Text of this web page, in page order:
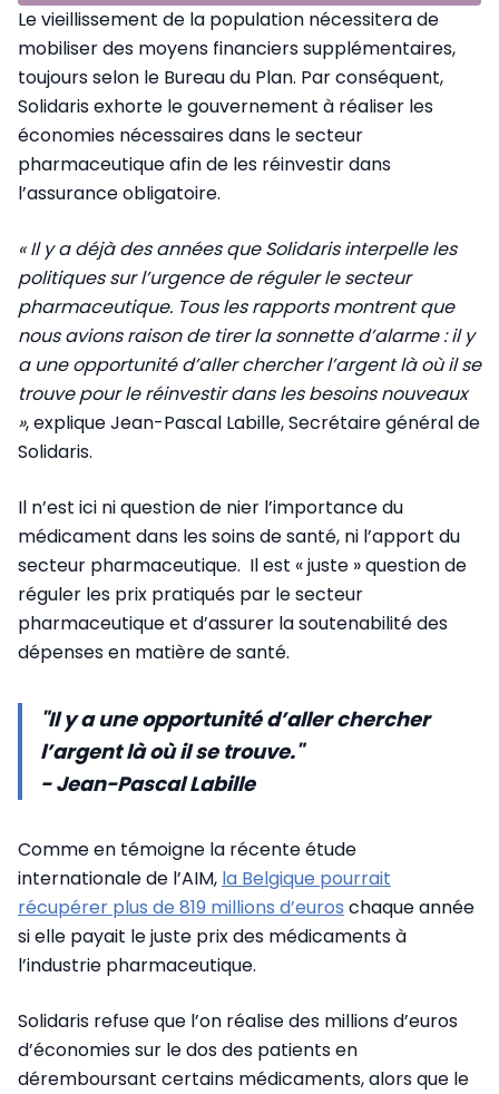
Le vieillissement de la population nécessitera de
mobiliser des moyens financiers supplémentaires,
toujours selon le Bureau du Plan. Par conséquent,
Solidaris exhorte le gouvernement à réaliser les
économies nécessaires dans le secteur
pharmaceutique afin de les réinvestir dans
l’assurance obligatoire.
« Il y a déjà des années que Solidaris interpelle les
politiques sur l’urgence de réguler le secteur
pharmaceutique. Tous les rapports montrent que
nous avions raison de tirer la sonnette d’alarme : il y
a une opportunité d’aller chercher l’argent là où il se
trouve pour le réinvestir dans les besoins nouveaux
», explique Jean-Pascal Labille, Secrétaire général de
Solidaris.
Il n’est ici ni question de nier l’importance du
médicament dans les soins de santé, ni l’apport du
secteur pharmaceutique. Il est « juste » question de
réguler les prix pratiqués par le secteur
pharmaceutique et d’assurer la soutenabilité des
dépenses en matière de santé.
"Il y a une opportunité d’aller chercher
l’argent là où il se trouve."
- Jean-Pascal Labille
Comme en témoigne la récente étude
internationale de l’AIM, la Belgique pourrait
récupérer plus de 819 millions d’euros chaque année
si elle payait le juste prix des médicaments à
l’industrie pharmaceutique.
Solidaris refuse que l’on réalise des millions d’euros
d’économies sur le dos des patients en
déremboursant certains médicaments, alors que le